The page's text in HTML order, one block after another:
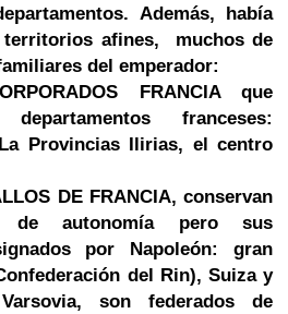
Además, había
territorios afines, muchos de
del emperador:
FRANCIA que
franceses:
Provincias Ilirias, el centro
DE FRANCIA, conservan
autonomía pero sus
por Napoleón: gran
del Rin), Suiza y
son federados de